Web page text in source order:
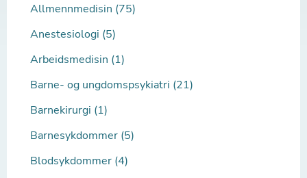
Allmennmedisin (75)
Anestesiologi (5)
Arbeidsmedisin (1)
Barne- og ungdomspsykiatri (21)
Barnekirurgi (1)
Barnesykdommer (5)
Blodsykdommer (4)